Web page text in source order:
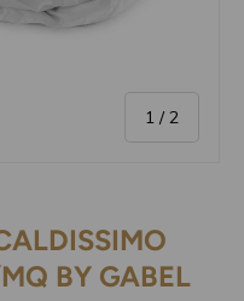
1 /di
2
BY GABEL